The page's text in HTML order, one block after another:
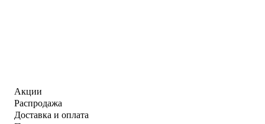
Акции
Распродажа
Доставка и оплата